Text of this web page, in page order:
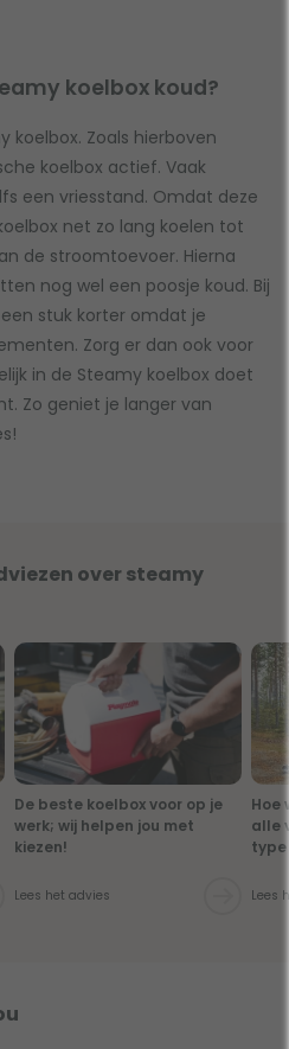
koelbox koud?
koelbox. Zoals hierboven
koelbox actief. Vaak
een vriesstand. Omdat deze
net zo lang koelen tot
de stroomtoevoer. Hierna
nog wel een poosje koud. Bij
stuk korter omdat je
Zorg er dan ook voor
in de Steamy koelbox doet
Zo geniet je langer van
over steamy
De beste koelbox voor op je
werk; wij helpen jou met
kiezen!
Lees het advies
Hoe
alle
type
Lees